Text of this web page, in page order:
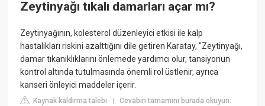
Zeytinyağı tıkalı damarları açar mı?
Zeytinyağının, kolesterol düzenleyici etkisi ile kalp
hastalıkları riskini azalttığını dile getiren Karatay, "Zeytinyağı,
damar tıkanıklıklarını önlemede yardımcı olur, tansiyonun
kontrol altında tutulmasında önemli rol üstlenir, ayrıca
kanseri önleyici maddeler içerir.
Kaynak kaldırma talebi |Cevabın tamamını burada okuyun: